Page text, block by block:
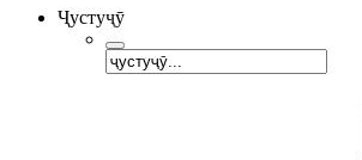
Ҷустуҷӯ